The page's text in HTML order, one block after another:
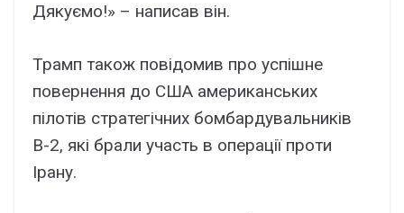
Дякуємо!» – написав він.
Трамп також повідомив про успішне
повернення до США американських
пілотів стратегічних бомбардувальників
B-2, які брали участь в операції проти
Ірану.